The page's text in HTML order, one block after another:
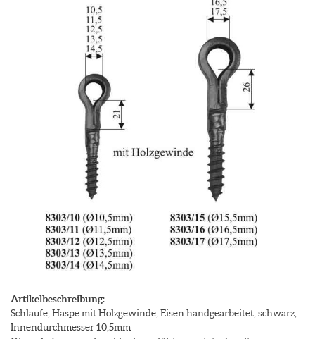
Artikelbeschreibung:
Schlaufe, Haspe mit Holzgewinde, Eisen handgearbeitet, schwarz,
Innendurchmesser 10,5mm